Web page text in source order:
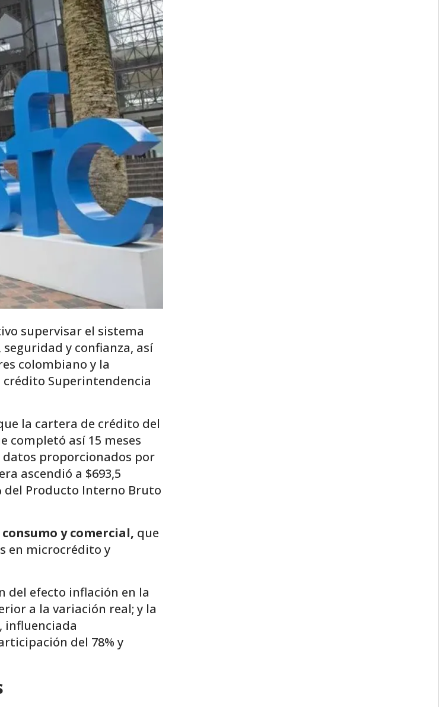
supervisar el sistema
y confianza, así
colombiano y la
Superintendencia
la cartera de crédito del
completó así 15 meses
datos proporcionados por
ascendió a $693,5
del Producto Interno Bruto
y comercial, que
en microcrédito y
del efecto inflación en la
a la variación real; y la
influenciada
del 78% y